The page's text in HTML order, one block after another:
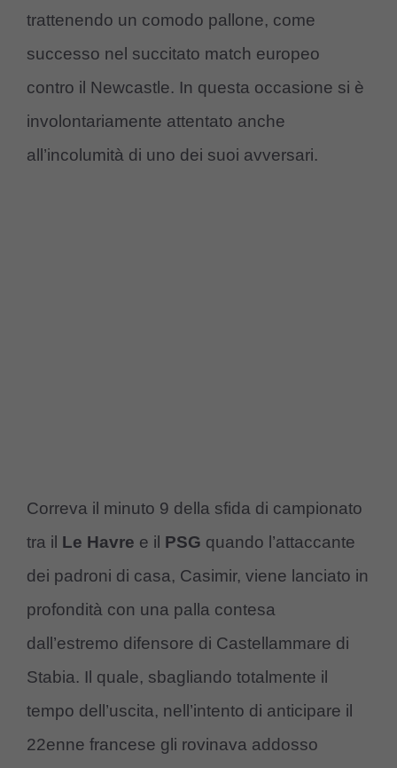
trattenendo un comodo pallone, come
successo nel succitato match europeo
contro il Newcastle. In questa occasione si è
involontariamente attentato anche
all’incolumità di uno dei suoi avversari.
Correva il minuto 9 della sfida di campionato
tra il Le Havre e il PSG quando l’attaccante
dei padroni di casa, Casimir, viene lanciato in
profondità con una palla contesa
dall’estremo difensore di Castellammare di
Stabia. Il quale, sbagliando totalmente il
tempo dell’uscita, nell’intento di anticipare il
22enne francese gli rovinava addosso